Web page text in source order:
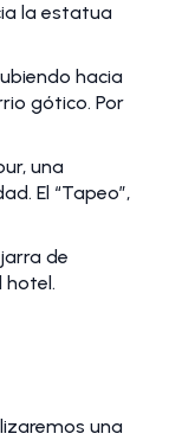
la estatua
hacia
gótico. Por
una
El “Tapeo”,
de
hotel.
una